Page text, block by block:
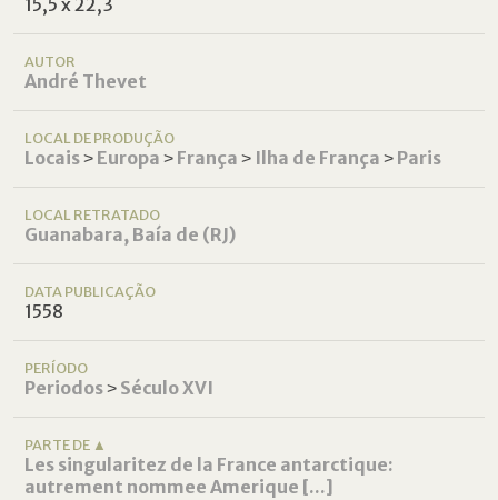
15,5 x 22,3
AUTOR
André Thevet
LOCAL DE PRODUÇÃO
Locais˃ Europa ˃ França ˃ Ilha de França ˃ Paris
LOCAL RETRATADO
Guanabara, Baía de (RJ)
DATA PUBLICAÇÃO
1558
PERÍODO
Periodos˃ Século XVI
PARTE DE ▲
Les singularitez de la France antarctique:
autrement nommee Amerique [...]